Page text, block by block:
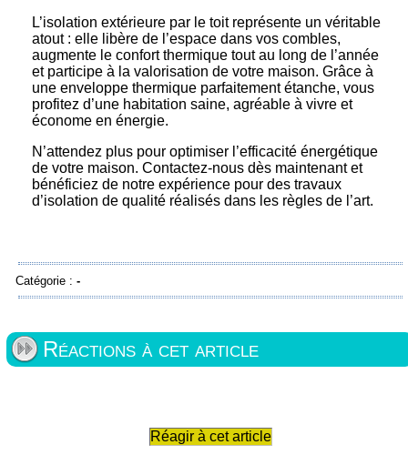
L’isolation extérieure par le toit représente un véritable
atout : elle libère de l’espace dans vos combles,
augmente le confort thermique tout au long de l’année
et participe à la valorisation de votre maison. Grâce à
une enveloppe thermique parfaitement étanche, vous
profitez d’une habitation saine, agréable à vivre et
économe en énergie.
N’attendez plus pour optimiser l’efficacité énergétique
de votre maison. Contactez-nous dès maintenant et
bénéficiez de notre expérience pour des travaux
d’isolation de qualité réalisés dans les règles de l’art.
Catégorie : -
Réactions à cet article
Réagir à cet article